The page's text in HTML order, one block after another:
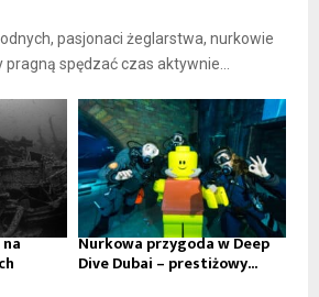
pasjonaci żeglarstwa, nurkowie
spędzać czas aktywnie...
Nurkowa przygoda w Deep
Dive Dubai – prestiżowy...